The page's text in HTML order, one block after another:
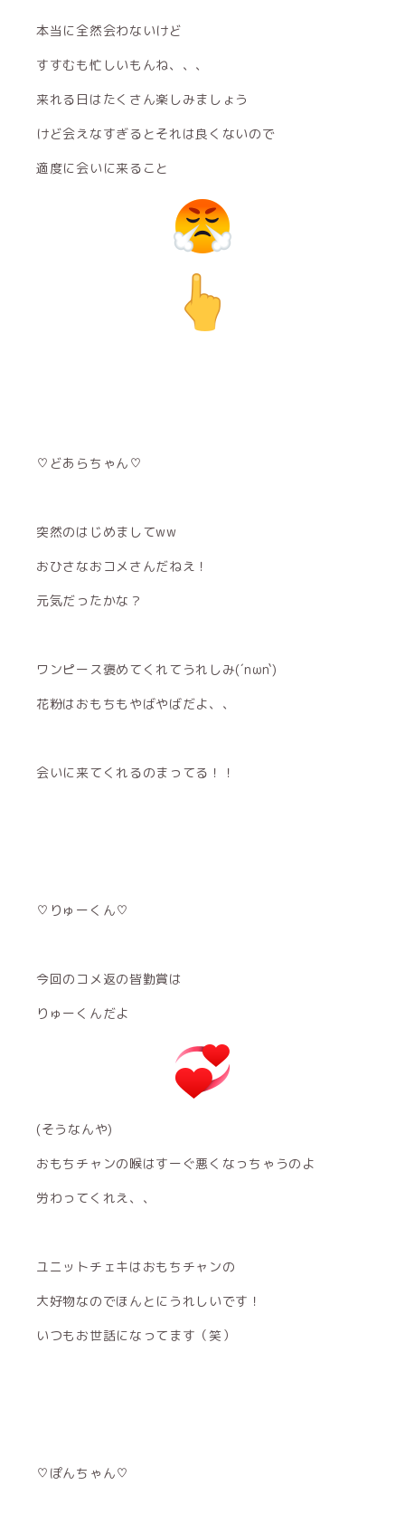
本当に全然会わないけど
すすむも忙しいもんね、、、
来れる日はたくさん楽しみましょう
けど会えなすぎるとそれは良くないので
適度に会いに来ること
♡どあらちゃん♡
突然のはじめましてww
おひさなおコメさんだねえ！
元気だったかな？
ワンピース褒めてくれてうれしみ(´nωn`)
花粉はおもちもやばやばだよ、、
会いに来てくれるのまってる！！
♡りゅーくん♡
今回のコメ返の皆勤賞は
りゅーくんだよ
(そうなんや)
おもちチャンの喉はすーぐ悪くなっちゃうのよ
労わってくれえ、、
ユニットチェキはおもちチャンの
大好物なのでほんとにうれしいです！
いつもお世話になってます（笑）
♡ぽんちゃん♡